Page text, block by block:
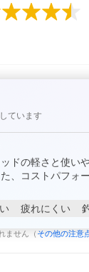
ています
ドの軽さと使い
、コストパフォ
疲れにくい
ません（ その他の注意